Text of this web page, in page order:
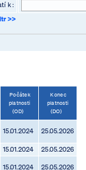
k :
>>
Počátek
platnosti
(OD)
Konec
platnosti
(DO)
15.01.2024 25.05.2026
15.01.2024 25.05.2026
15.01.2024 25.05.2026